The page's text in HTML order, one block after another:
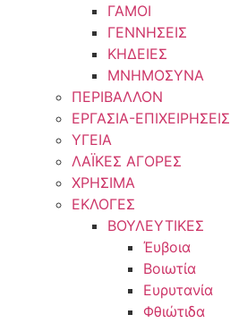
ΓΑΜΟΙ
ΓΕΝΝΗΣΕΙΣ
ΚΗΔΕΙΕΣ
ΜΝΗΜΟΣΥΝΑ
ΠΕΡΙΒΑΛΛΟΝ
ΕΡΓΑΣΙΑ-ΕΠΙΧΕΙΡΗΣΕΙΣ
ΥΓΕΙΑ
ΛΑΪΚΕΣ ΑΓΟΡΕΣ
ΧΡΗΣΙΜΑ
ΕΚΛΟΓΕΣ
ΒΟΥΛΕΥΤΙΚΕΣ
Έυβοια
Βοιωτία
Ευρυτανία
Φθιώτιδα